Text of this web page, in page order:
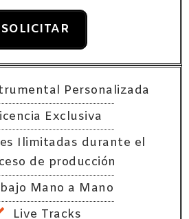
SOLICITAR
Personalizada
Exclusiva
Ilimitadas durante el
de producción
Mano a Mano
Live Tracks